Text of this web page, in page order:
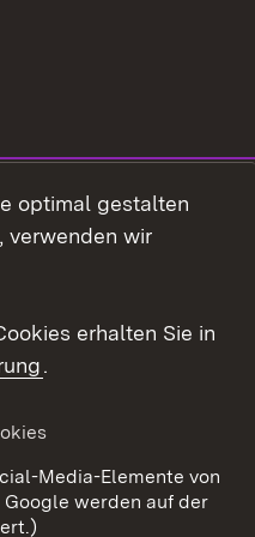
optimal gestalten
verwenden wir
erhalten Sie in
.
Media-Elemente von
werden auf der